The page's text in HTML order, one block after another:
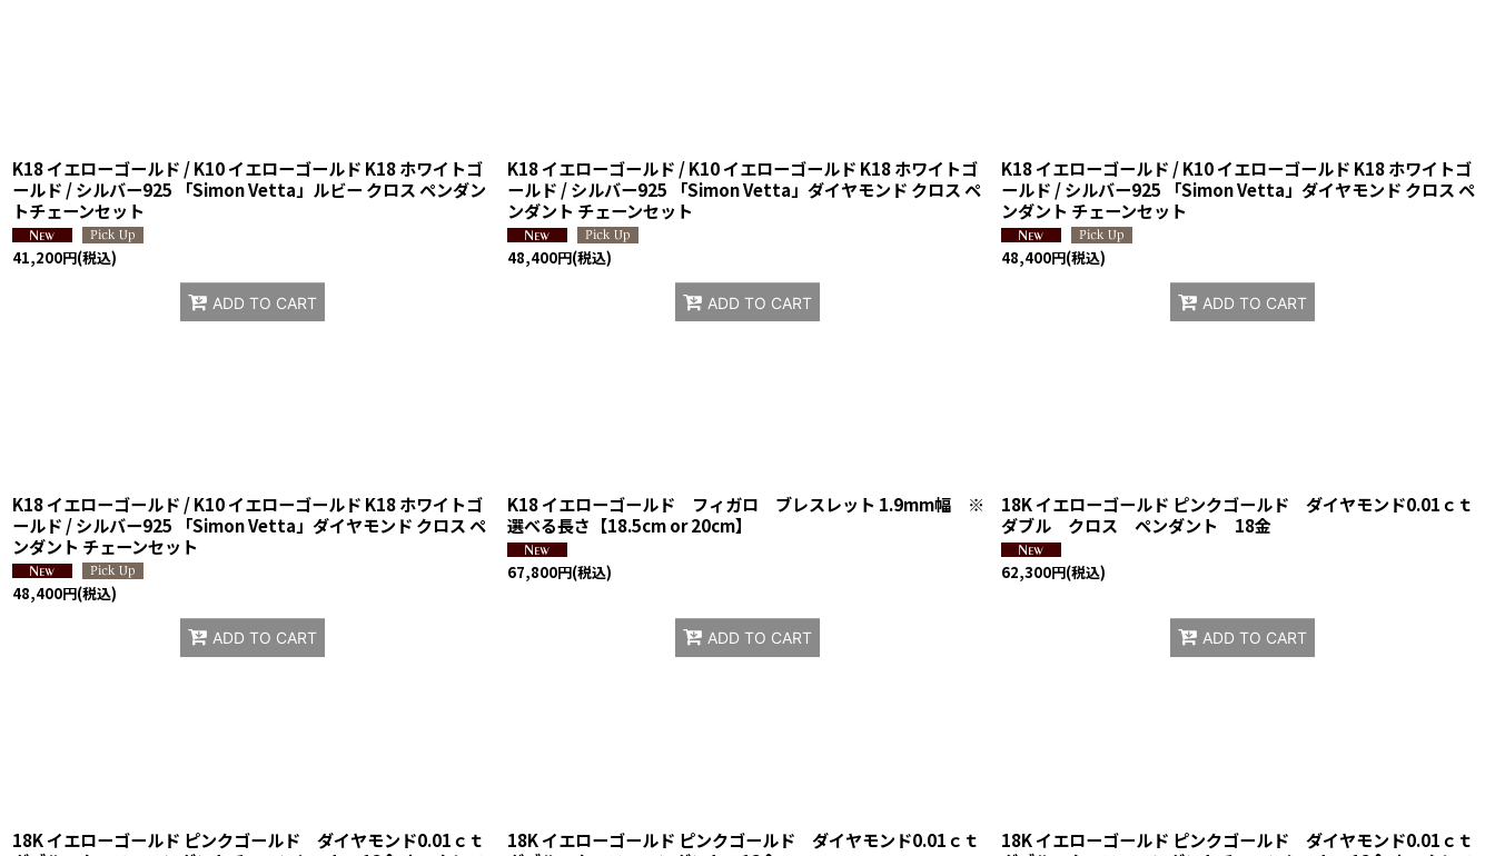
K18 イエローゴールド / K10 イエローゴールド K18 ホワイトゴ
ールド / シルバー925 「Simon Vetta」ルビー クロス ペンダン
トチェーンセット
41,200円(税込)
ADD TO CART
K18 イエローゴールド / K10 イエローゴールド K18 ホワイトゴ
ールド / シルバー925 「Simon Vetta」ダイヤモンド クロス ペ
ンダント チェーンセット
48,400円(税込)
ADD TO CART
K18 イエローゴールド / K10 イエローゴールド K18 ホワイトゴ
ールド / シルバー925 「Simon Vetta」ダイヤモンド クロス ペ
ンダント チェーンセット
48,400円(税込)
ADD TO CART
K18 イエローゴールド / K10 イエローゴールド K18 ホワイトゴ
ールド / シルバー925 「Simon Vetta」ダイヤモンド クロス ペ
ンダント チェーンセット
48,400円(税込)
ADD TO CART
K18 イエローゴールド フィガロ ブレスレット 1.9mm幅 ※
選べる長さ【18.5cm or 20cm】
67,800円(税込)
ADD TO CART
18K イエローゴールド ピンクゴールド ダイヤモンド0.01ｃｔ
ダブル クロス ペンダント 18金
62,300円(税込)
ADD TO CART
18K イエローゴールド ピンクゴールド ダイヤモンド0.01ｃｔ
18K イエローゴールド ピンクゴールド ダイヤモンド0.01ｃｔ
18K イエローゴールド ピンクゴールド ダイヤモンド0.01ｃｔ